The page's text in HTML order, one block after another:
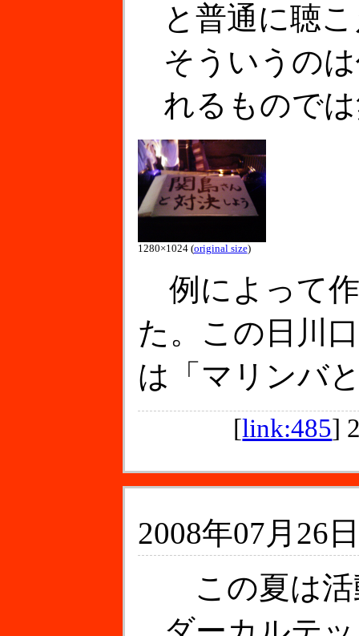
と普通に聴
そういうの
れるもので
1280×1024 (original size)
例によって
た。この日川
は「マリンバ
[link:485]
2008年07月26
この夏は活